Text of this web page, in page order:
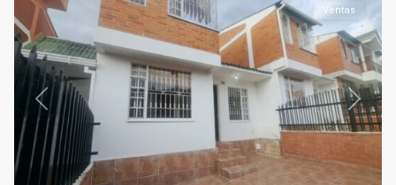
Previous Next
Ventas